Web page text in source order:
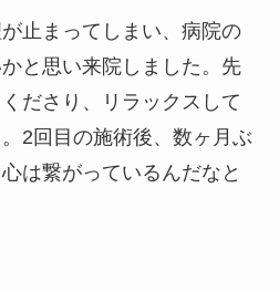
止まってしまい、病院の
と思い来院しました。先
ださり、リラックスして
2回目の施術後、数ヶ月ぶ
は繋がっているんだなと